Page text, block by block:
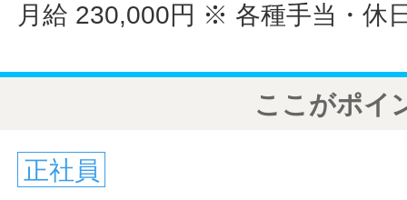
月給 230,000円 ※ 各種手当・休
ここがポイ
正社員